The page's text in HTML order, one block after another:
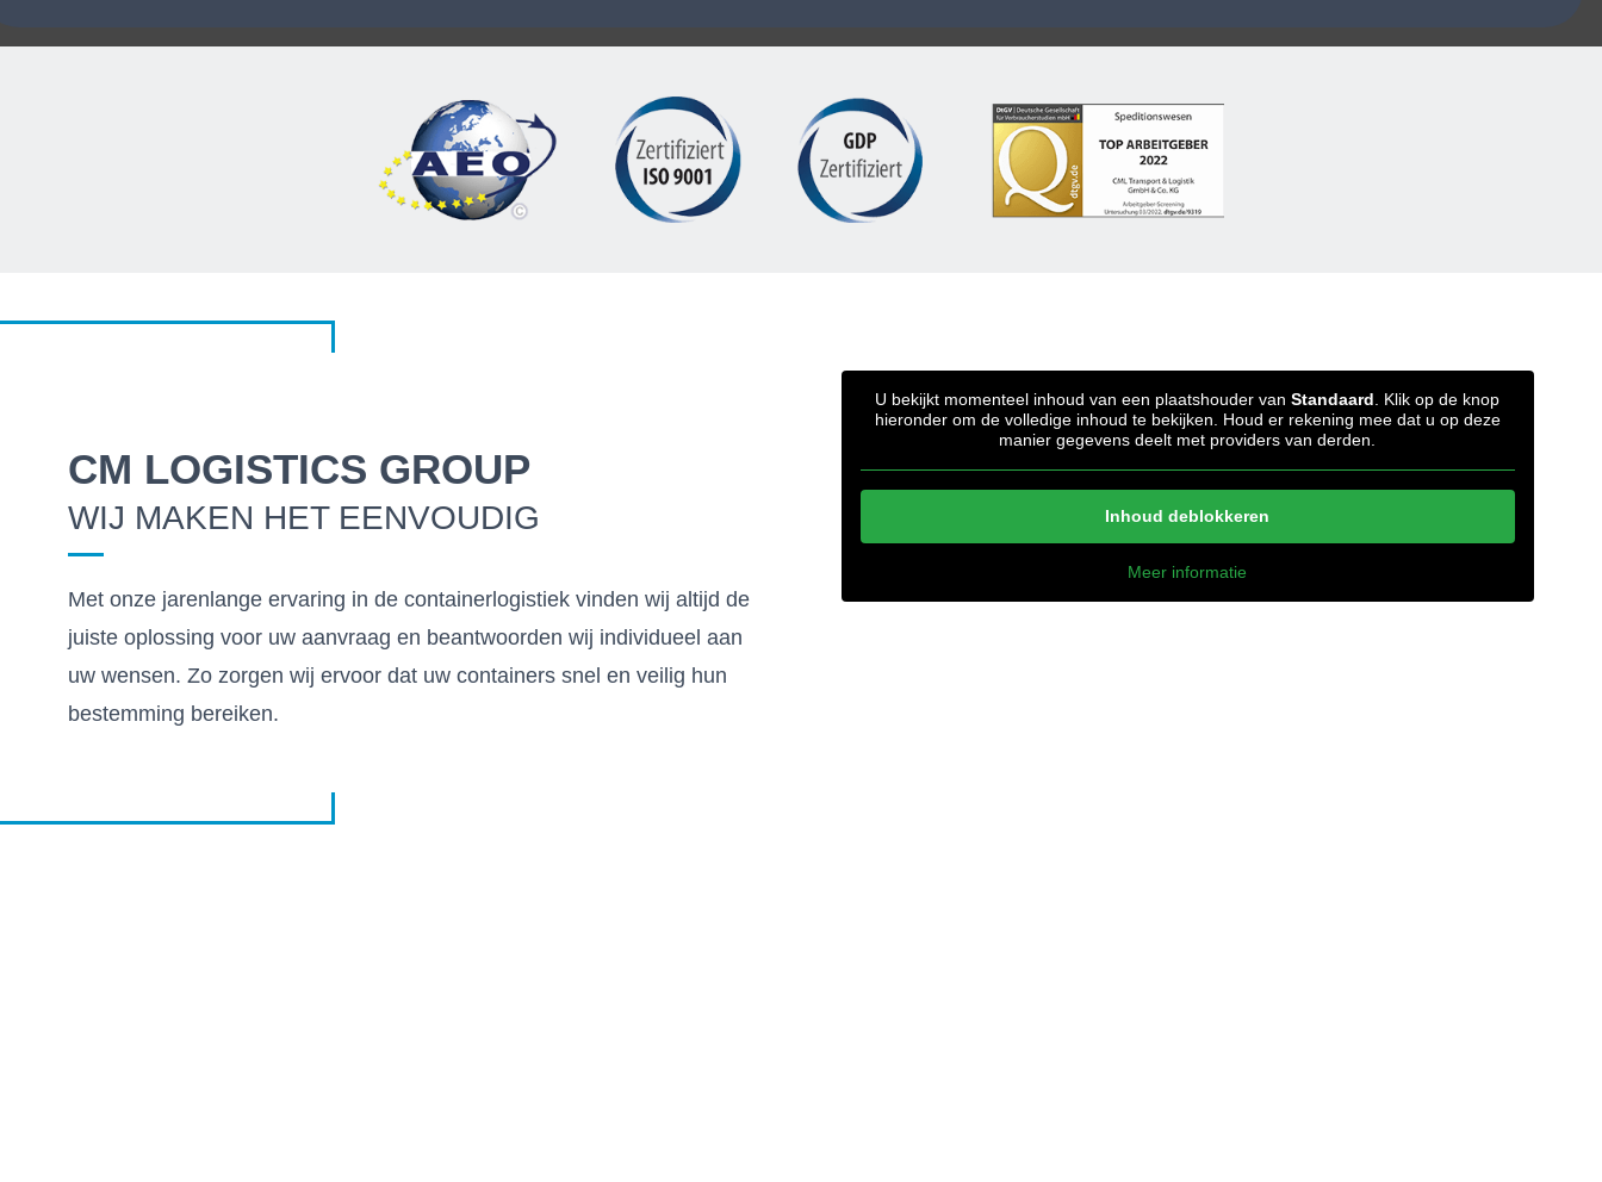
CM LOGISTICS GROUP
WIJ MAKEN HET EENVOUDIG
Met onze jarenlange ervaring in de containerlogistiek vinden wij altijd de
juiste oplossing voor uw aanvraag en beantwoorden wij individueel aan
uw wensen. Zo zorgen wij ervoor dat uw containers snel en veilig hun
bestemming bereiken.
U bekijkt momenteel inhoud van een plaatshouder vanStandaard . Klik op de knop
hieronder om de volledige inhoud te bekijken. Houd er rekening mee dat u op deze
manier gegevens deelt met providers van derden.
Inhoud deblokkeren
Meer informatie